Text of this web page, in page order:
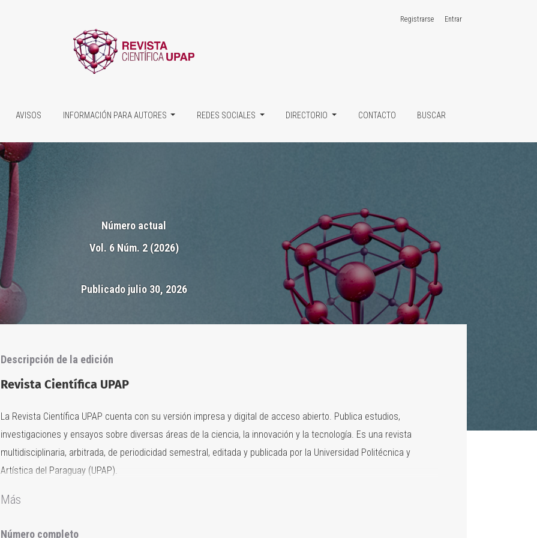
AVISOS INFORMACIÓN PARA AUTORES REDES SOCIALES DIRECTORIO CONTACTO BUSCAR
Registrarse Entrar
Número actual
Vol. 6 Núm. 2 (2026)
Publicado julio 30, 2026
Descripción de la edición
Revista Científica UPAP
La Revista Científica UPAP cuenta con su versión impresa y digital de acceso abierto. Publica estudios,
investigaciones y ensayos sobre diversas áreas de la ciencia, la innovación y la tecnología. Es una revista
multidisciplinaria, arbitrada, de periodicidad semestral, editada y publicada por la Universidad Politécnica y
Artística del Paraguay (UPAP).
Más
Número completo